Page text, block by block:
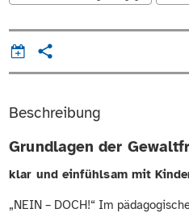
Beschreibung
Grundlagen der
klar und einfühlsam mit
„NEIN – DOCH!“ Im